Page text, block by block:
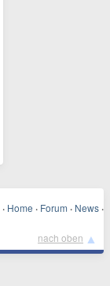
· Home · Forum · News ·
nach oben ▲